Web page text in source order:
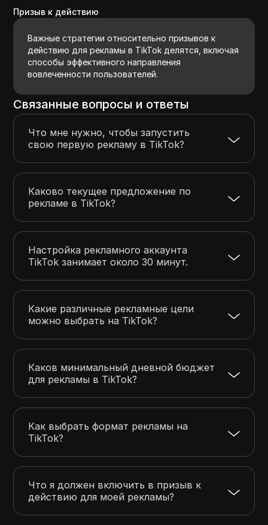
Призыв к действию
Важные стратегии относительно призывов к
действию для рекламы в TikTok делятся, включая
способы эффективного направления
вовлеченности пользователей.
Связанные вопросы и ответы
Что мне нужно, чтобы запустить
свою первую рекламу в TikTok?
Каково текущее предложение по
рекламе в TikTok?
Настройка рекламного аккаунта
TikTok занимает около 30 минут.
Какие различные рекламные цели
можно выбрать на TikTok?
Каков минимальный дневной бюджет
для рекламы в TikTok?
Как выбрать формат рекламы на
TikTok?
Что я должен включить в призыв к
действию для моей рекламы?